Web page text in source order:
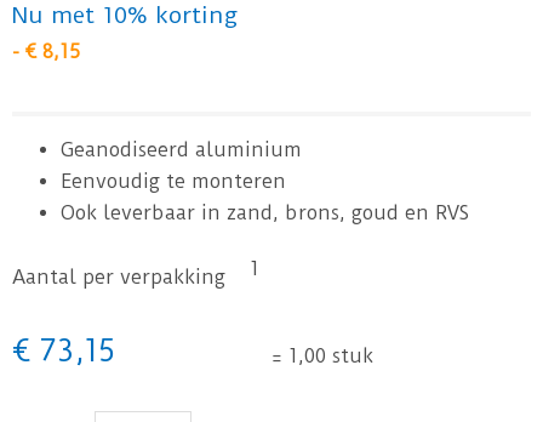
Nu met 10% korting
- € 8,15
Geanodiseerd aluminium
Eenvoudig te monteren
Ook leverbaar in zand, brons, goud en RVS
Aantal per verpakking 1
€ 73 ,15 = 1,00 stuk